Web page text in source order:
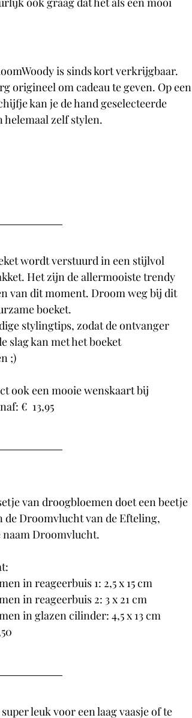
is sinds kort verkrijgbaar.
origineel om cadeau te geven. Op een
kan je de hand geselecteerde
helemaal zelf stylen.
wordt verstuurd in een stijlvol
Het zijn de allermooiste trendy
van dit moment. Droom weg bij dit
boeket.
stylingtips, zodat de ontvanger
slag kan met het boeket
;)
ook een mooie wenskaart bij
€  13,95
van droogbloemen doet een beetje
de Droomvlucht van de Efteling,
naam Droomvlucht.
in reageerbuis 1: 2,5 x 15 cm
in reageerbuis 2: 3 x 21 cm
in glazen cilinder: 4,5 x 13 cm
leuk voor een laag vaasje of te